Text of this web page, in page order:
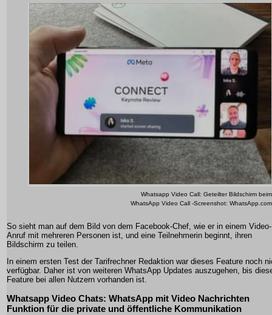
Whatsapp Video Call: Geteilter Bildschirm beim
WhatsApp Video Call -Screenshot: WhatsApp.com
So sieht man auf dem Bild von dem Facebook-Chef, wie er in einem Video-
Anruf mit mehreren Personen ist, und eine Teilnehmerin beginnt, ihren
Bildschirm zu teilen.
In einem ersten Test der Tarifrechner Redaktion war dieses Feature noch
verfügbar. Daher ist von weiteren WhatsApp Updates auszugehen, bis
Feature bei allen Nutzern vorhanden ist.
Whatsapp Video Chats: WhatsApp mit Video Nachrichten
Funktion für die private und öffentliche Kommunikation